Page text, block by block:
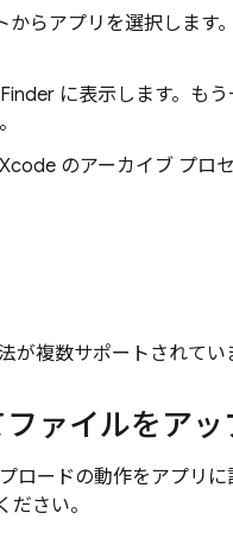
からアプリを選択します
に表示します。も
のアーカイブ プロ
が複数サポートされてい
ァイルをア
ロードの動作をアプリ
ださい。